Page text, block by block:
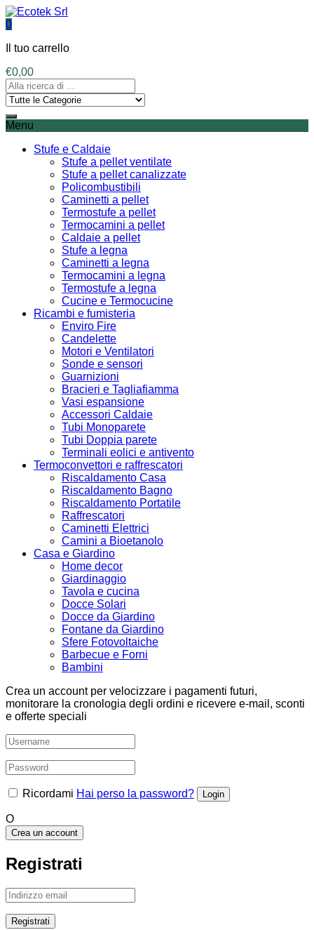
0
Il tuo carrello
€0,00
Menu
Stufe e Caldaie
Stufe a pellet ventilate
Stufe a pellet canalizzate
Policombustibili
Caminetti a pellet
Termostufe a pellet
Termocamini a pellet
Caldaie a pellet
Stufe a legna
Caminetti a legna
Termocamini a legna
Termostufe a legna
Cucine e Termocucine
Ricambi e fumisteria
Enviro Fire
Candelette
Motori e Ventilatori
Sonde e sensori
Guarnizioni
Bracieri e Tagliafiamma
Vasi espansione
Accessori Caldaie
Tubi Monoparete
Tubi Doppia parete
Terminali eolici e antivento
Termoconvettori e raffrescatori
Riscaldamento Casa
Riscaldamento Bagno
Riscaldamento Portatile
Raffrescatori
Caminetti Elettrici
Camini a Bioetanolo
Casa e Giardino
Home decor
Giardinaggio
Tavola e cucina
Docce Solari
Docce da Giardino
Fontane da Giardino
Sfere Fotovoltaiche
Barbecue e Forni
Bambini
Crea un account per velocizzare i pagamenti futuri,
monitorare la cronologia degli ordini e ricevere e-mail, sconti
e offerte speciali
Ricordami Hai perso la password?
O
Crea un account
Registrati